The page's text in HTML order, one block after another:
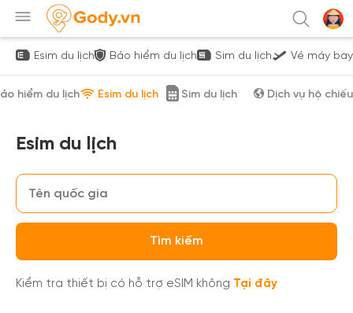
Esim du lịch Bảo hiểm du lịch Sim du lịch Vé máy bay
hiểm du lịch Esim du lịch Sim du lịch Dịch vụ hộ chiếu
Esim du lịch
Tìm kiếm
Kiểm tra thiết bị có hỗ trợ eSIM không Tại đây